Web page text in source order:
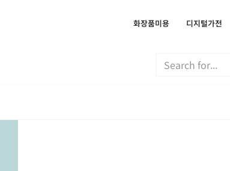
화장품미용 디지털가전